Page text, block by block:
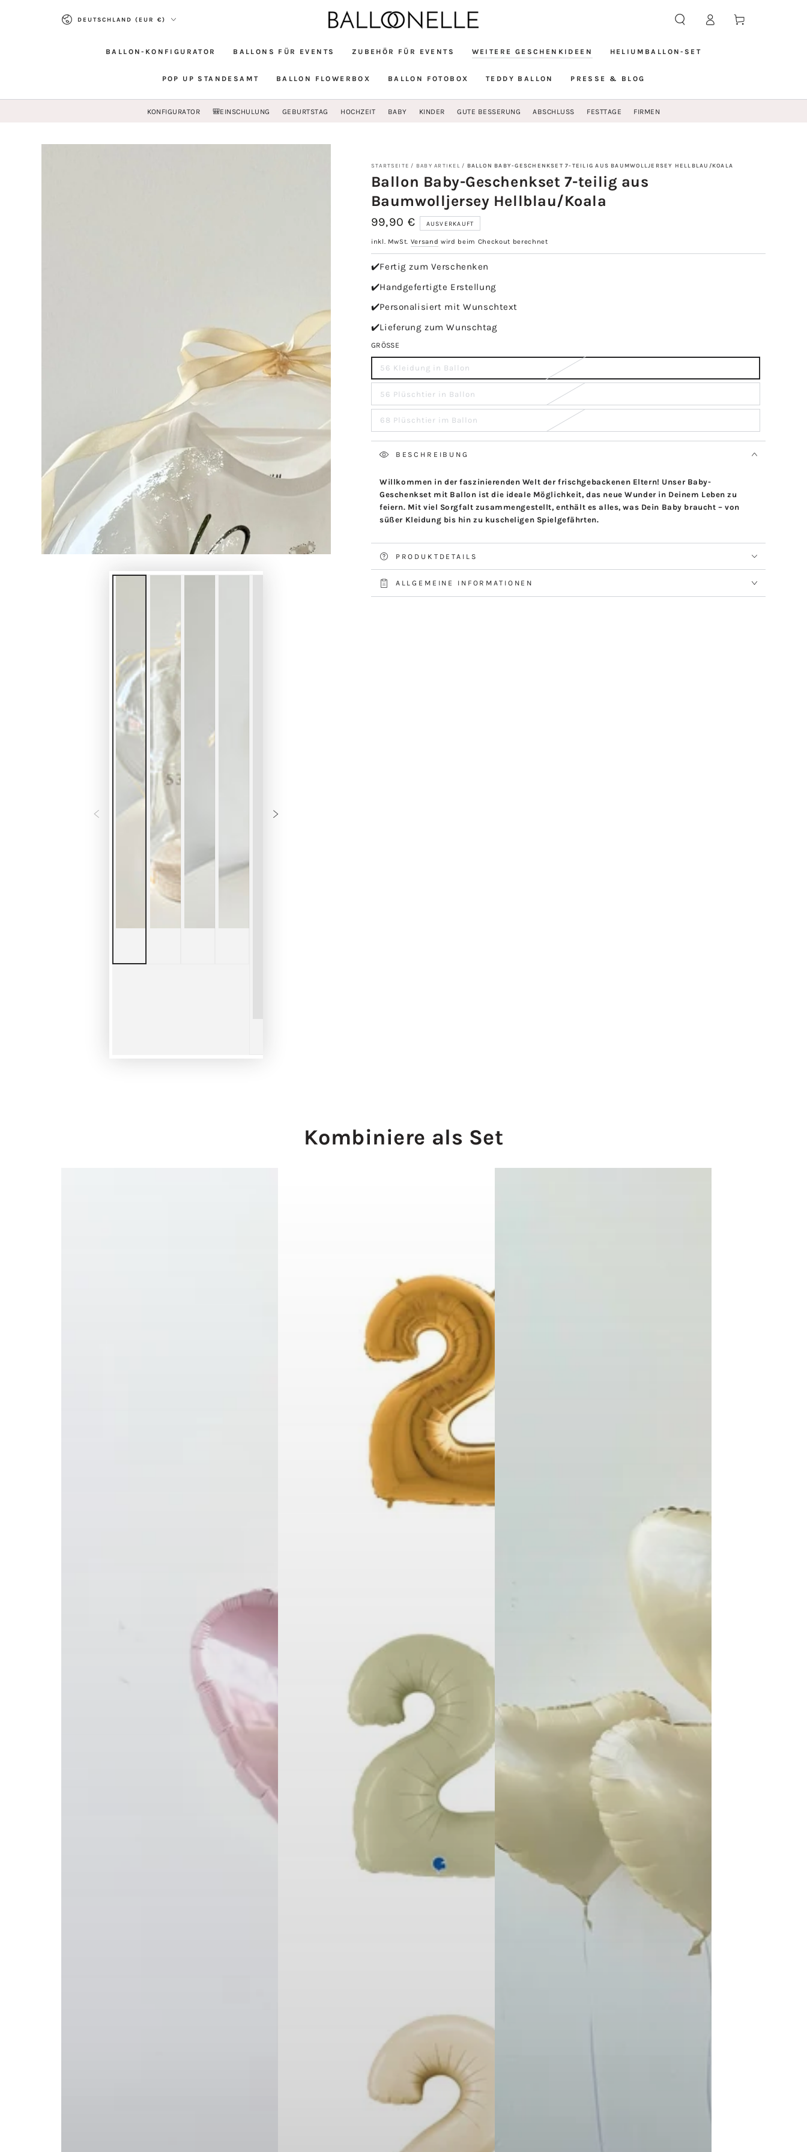
Land/Region
DEUTSCHLAND (EUR €)
BALLON-KONFIGURATOR BALLONS FÜR EVENTS ZUBEHÖR FÜR EVENTS WEITERE GESCHENKIDEEN HELIUMBALLON-SET
POP UP STANDESAMT BALLON FLOWERBOX BALLON FOTOBOX TEDDY BALLON PRESSE & BLOG
EinloggenWarenkorb
KONFIGURATOR 🎒EINSCHULUNG GEBURTSTAG HOCHZEIT BABY KINDER GUTE BESSERUNG ABSCHLUSS FESTTAGE FIRMEN
STARTSEITE / BABY ARTIKEL / BALLON BABY-GESCHENKSET 7-TEILIG AUS BAUMWOLLJERSEY HELLBLAU/KOALA
Ballon Baby-Geschenkset 7-teilig aus
Baumwolljersey Hellblau/Koala
Regulärer
99,90 € AUSVERKAUFT
inkl. MwSt. Versand wird beim Checkout berechnet
✔️Fertig zum Verschenken
✔️Handgefertigte Erstellung
✔️Personalisiert mit Wunschtext
✔️Lieferung zum Wunschtag
GRÖSSE
56 Kleidung in Ballon
56 Plüschtier in Ballon
68 Plüschtier im Ballon
BESCHREIBUNG
Willkommen in der faszinierenden Welt der frischgebackenen Eltern! Unser Baby-
Geschenkset mit Ballon ist die ideale Möglichkeit, das neue Wunder in Deinem Leben zu
feiern. Mit viel Sorgfalt zusammengestellt, enthält es alles, was Dein Baby braucht – von
süßer Kleidung bis hin zu kuscheligen Spielgefährten.
PRODUKTDETAILS
ALLGEMEINE INFORMATIONEN
Kombiniere als Set